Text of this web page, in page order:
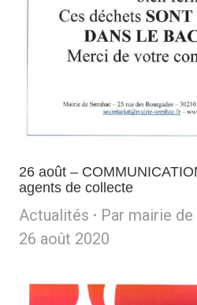
26 août –
agents de collecte
Actualités Par mairie de
26 août 2020